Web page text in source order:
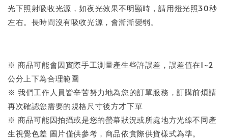
光下照射吸收光源，如夜光效果不明顯時，請用燈光照30秒
左右。長時間沒有吸收光源，會漸漸變弱。
※ 商品可能會因實際手工測量產生些許誤差，誤差值在1~2
公分上下為合理範圍
※ 我們工作人員皆辛苦努力地為您的訂單服務，訂購前煩請
再次確認您需要的規格尺寸後方才下單
※ 商品可能因拍攝或是您的螢幕狀況或所處地方光線不同產
生視覺色差 圖片僅供參考，商品依實際供貨樣式為準。